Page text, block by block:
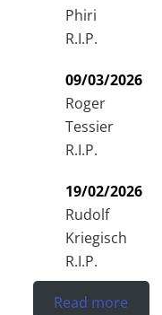
Phiri
R.I.P.
09/03/2026
Roger
Tessier
R.I.P.
19/02/2026
Rudolf
Kriegisch
R.I.P.
Read more